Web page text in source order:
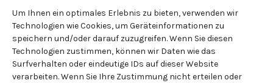
Um Ihnen ein optimales Erlebnis zu bieten, verwenden wir
Technologien wie Cookies, um Geräteinformationen zu
speichern und/oder darauf zuzugreifen. Wenn Sie diesen
Technologien zustimmen, können wir Daten wie das
Surfverhalten oder eindeutige IDs auf dieser Website
verarbeiten. Wenn Sie Ihre Zustimmung nicht erteilen oder
Fachtierärztliches Zentrum - Dr. Helge Tholen
Fachtierarzt für Kleintiere
Pippelweg 71
38118 Braunschweig